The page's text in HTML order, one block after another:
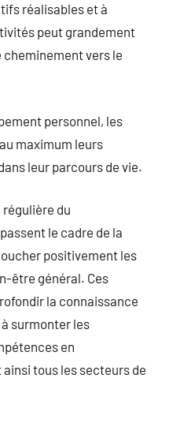
réalisables et à
peut grandement
vers le
personnel, les
maximum leurs
leur parcours de vie.
du
le cadre de la
positivement les
être général. Ces
la connaissance
surmonter les
en
tous les secteurs de